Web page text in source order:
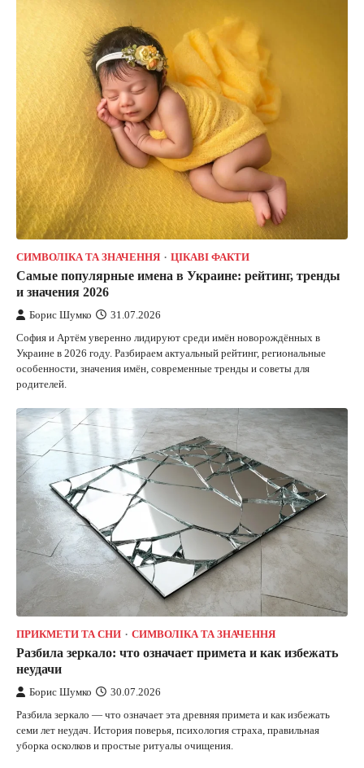
СИМВОЛІКА ТА ЗНАЧЕННЯ ЦІКАВІ ФАКТИ
Самые популярные имена в Украине: рейтинг, тренды
и значения 2026
Борис Шумко 31.07.2026
София и Артём уверенно лидируют среди имён новорождённых в
Украине в 2026 году. Разбираем актуальный рейтинг, региональные
особенности, значения имён, современные тренды и советы для
родителей.
ПРИКМЕТИ ТА СНИ СИМВОЛІКА ТА ЗНАЧЕННЯ
Разбила зеркало: что означает примета и как избежать
неудачи
Борис Шумко 30.07.2026
Разбила зеркало — что означает эта древняя примета и как избежать
семи лет неудач. История поверья, психология страха, правильная
уборка осколков и простые ритуалы очищения.